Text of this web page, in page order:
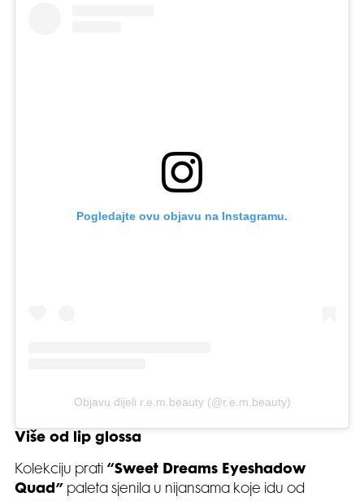
Pogledajte ovu objavu na Instagramu.
Objavu dijeli r.e.m.beauty (@r.e.m.beauty)
Više od lip glossa
Kolekciju prati “Sweet Dreams Eyeshadow
Quad” paleta sjenila u nijansama koje idu od